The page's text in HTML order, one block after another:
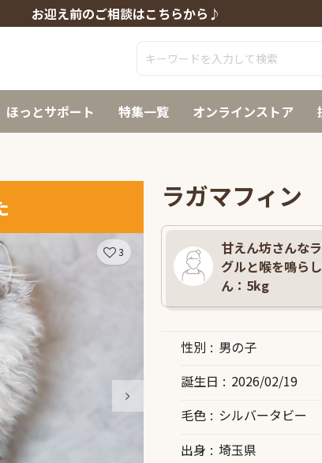
お迎え前のご相談はこちらから♪
ほっとサポート 特集一覧 オンラインストア
3
ラガマフィン
甘えん坊さんな
グルと喉を鳴ら
ん：5kg
性別
男の子
誕生日
2026/02/19
毛色
シルバータビー
出身
埼玉県